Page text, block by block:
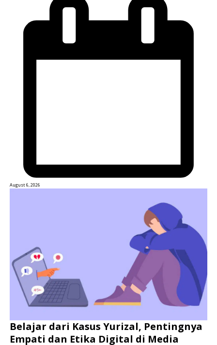
August 6, 2026
Belajar dari Kasus Yurizal, Pentingnya
Empati dan Etika Digital di Media